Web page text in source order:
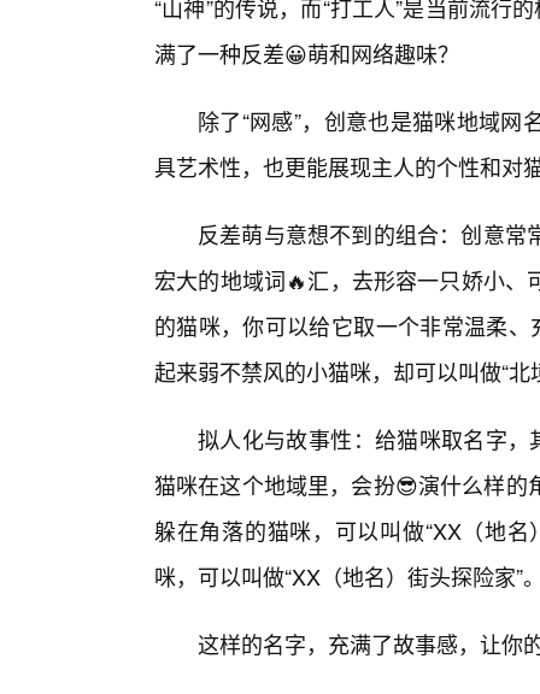
“山神”的传说，而“打工人”是当前流行
满了一种反差😀萌和网络趣味？
除了“网感”，创意也是猫咪地域
具艺术性，也更能展现主人的个性和对
反差萌与意想不到的组合：创意
宏大的地域词🔥汇，去形容一只娇小
的猫咪，你可以给它取一个非常温柔
起来弱不禁风的小猫咪，却可以叫做“
拟人化与故事性：给猫咪取名字，
猫咪在这个地域里，会扮😎演什么样
躲在角落的猫咪，可以叫做“XX（地
咪，可以叫做“XX（地名）街头探险家”
这样的名字，充满了故事感，让你